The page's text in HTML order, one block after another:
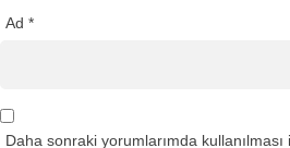
Ad *
Daha sonraki yorumlarımda